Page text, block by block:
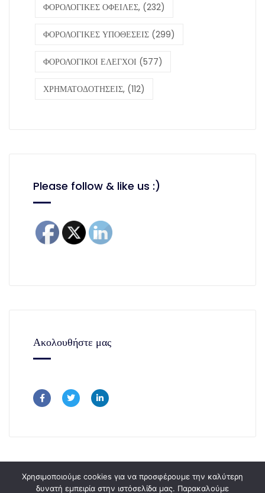
ΦΟΡΟΛΟΓΙΚΕΣ ΟΦΕΙΛΕΣ, (232)
ΦΟΡΟΛΟΓΙΚΕΣ ΥΠΟΘΕΣΕΙΣ (299)
ΦΟΡΟΛΟΓΙΚΟΙ ΕΛΕΓΧΟΙ (577)
ΧΡΗΜΑΤΟΔΟΤΗΣΕΙΣ, (112)
Please follow & like us :)
Ακολουθήστε μας
Χρησιμοποιούμε cookies για να προσφέρουμε την καλύτερη
δυνατή εμπειρία στην ιστόσελίδα μας. Παρακαλούμε